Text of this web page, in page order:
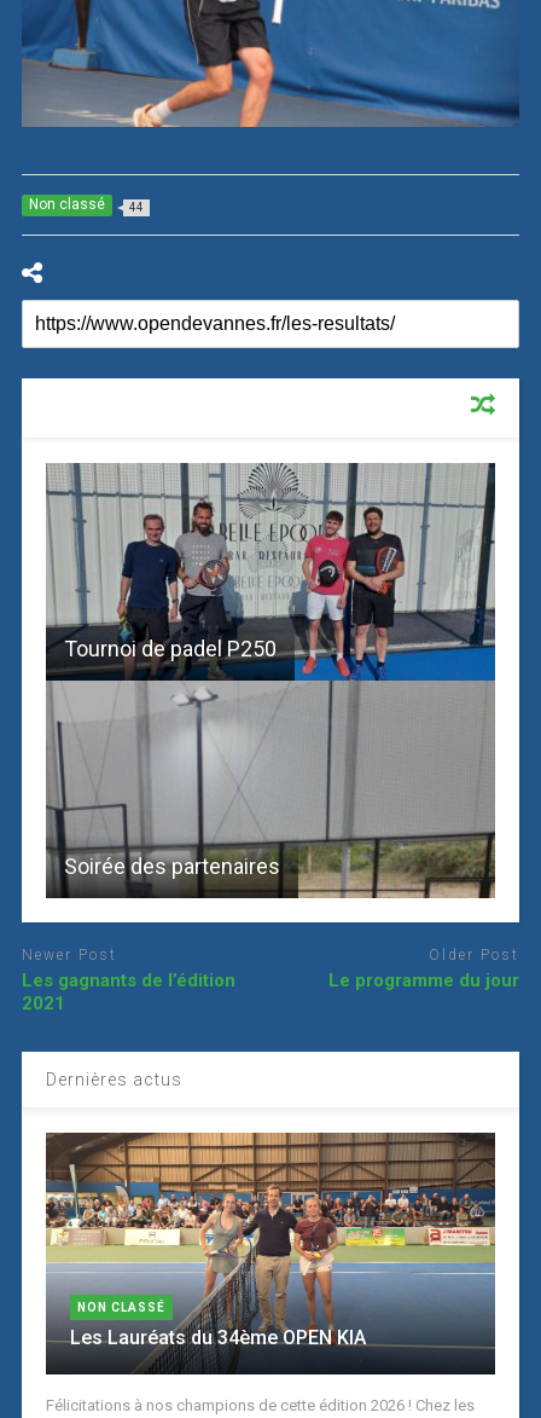
Non classé 44
Tournoi de padel P250
Soirée des partenaires
Newer Post
Les gagnants de l’édition
2021
Older Post
Le programme du jour
Dernières actus
NON CLASSÉ
Les Lauréats du 34ème OPEN KIA
Félicitations à nos champions de cette édition 2026 ! Chez les